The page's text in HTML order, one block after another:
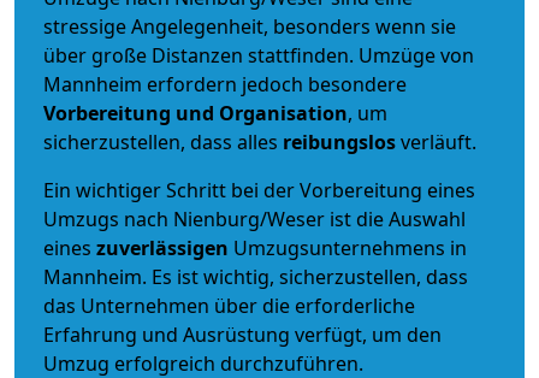
stressige Angelegenheit, besonders wenn sie
über große Distanzen stattfinden. Umzüge von
Mannheim erfordern jedoch besondere
Vorbereitung und Organisation, um
sicherzustellen, dass alles reibungslosverläuft.
Ein wichtiger Schritt bei der Vorbereitung eines
Umzugs nach Nienburg/Weser ist die Auswahl
eines zuverlässigen Umzugsunternehmens in
Mannheim. Es ist wichtig, sicherzustellen, dass
das Unternehmen über die erforderliche
Erfahrung und Ausrüstung verfügt, um den
Umzug erfolgreich durchzuführen.